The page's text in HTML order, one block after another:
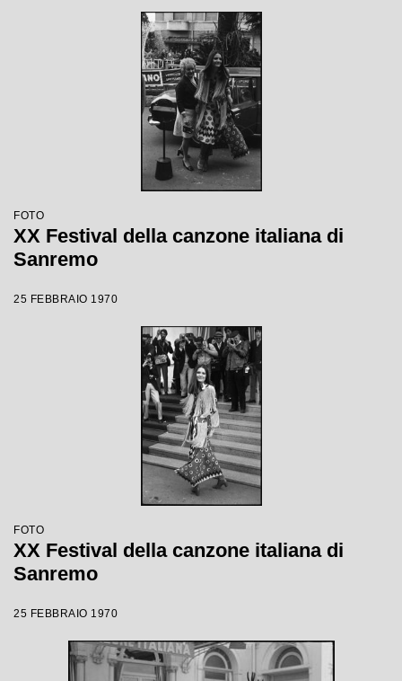
FOTO
XX Festival della canzone italiana di
Sanremo
25 FEBBRAIO 1970
FOTO
XX Festival della canzone italiana di
Sanremo
25 FEBBRAIO 1970